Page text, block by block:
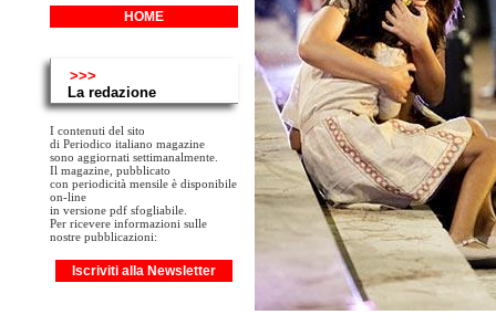
HOME
>>>
La redazione
I contenuti del sito
di Periodico italiano magazine
sono aggiornati settimanalmente.
Il magazine, pubblicato
con periodicità mensile è disponibile
on-line
in versione pdf sfogliabile.
Per ricevere informazioni sulle
nostre pubblicazioni:
Iscriviti alla Newsletter